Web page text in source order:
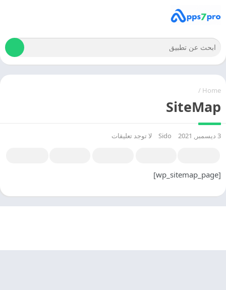
Home
/
SiteMap
3 ديسمبر, 2021 Sido لا توجد تعليقات
[wp_sitemap_page]